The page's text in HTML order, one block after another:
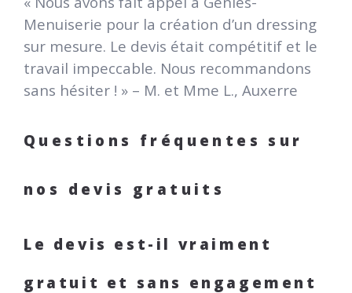
Menuiserie pour la création d’un dressing
sur mesure. Le devis était compétitif et le
travail impeccable. Nous recommandons
sans hésiter ! » – M. et Mme L., Auxerre
Questions fréquentes sur
nos devis gratuits
Le devis est-il vraiment
gratuit et sans engagement